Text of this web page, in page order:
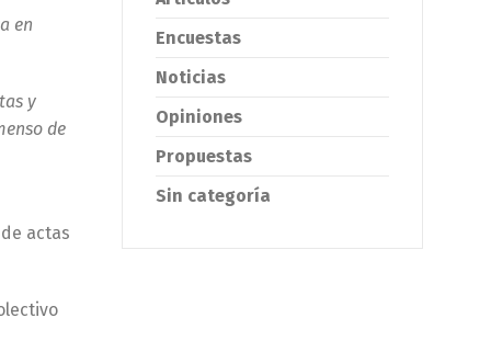
en
y
de
actas
Encuestas
Noticias
Opiniones
Propuestas
Sin categoría